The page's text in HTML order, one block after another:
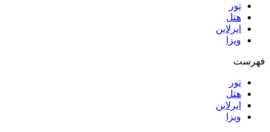
تور
هتل
ایرلاین
ویزا
فهرست
تور
هتل
ایرلاین
ویزا